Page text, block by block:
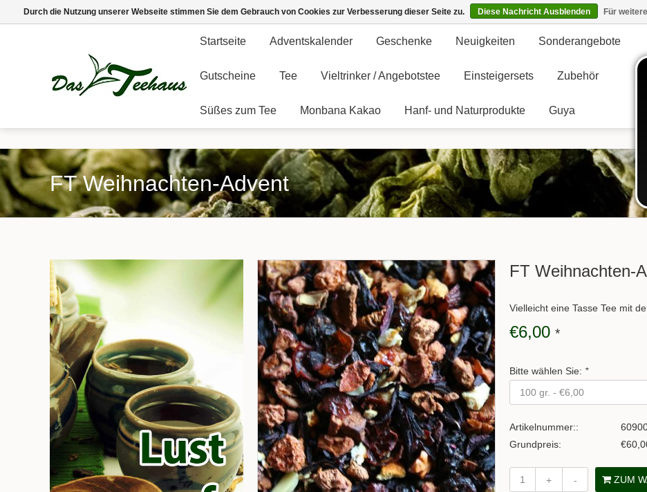
Startseite Adventskalender Geschenke Neuigkeiten Sonderangebote
Gutscheine Tee Vieltrinker / Angebotstee Einsteigersets Zubehör
Süßes zum Tee Monbana Kakao Hanf- und Naturprodukte Guya
FT Weihnachten-Advent
FT Weihnachten-
Vielleicht eine Tasse Tee mit
€6,00 *
Bitte wählen Sie: *
Artikelnummer::
Grundpreis:
+ - ZUM
Durch die Nutzung unserer Webseite stimmen Sie dem Gebrauch von Cookies zur Verbesserung dieser Seite zu. Diese Nachricht Ausblenden Für